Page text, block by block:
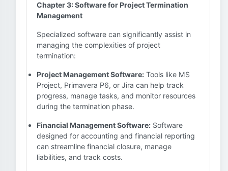
Chapter 3: Software for Project Termination
Management
Specialized software can significantly assist in
managing the complexities of project
termination:
Project Management Software: Tools like MS
Project, Primavera P6, or Jira can help track
progress, manage tasks, and monitor resources
during the termination phase.
Financial Management Software: Software
designed for accounting and financial reporting
can streamline financial closure, manage
liabilities, and track costs.